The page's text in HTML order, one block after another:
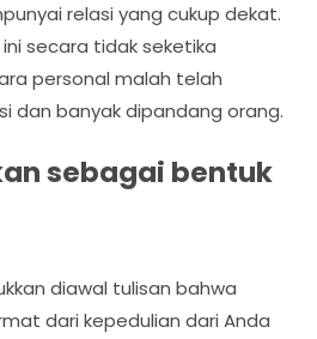
relasi yang cukup dekat.
secara tidak seketika
personal malah telah
dan banyak dipandang orang.
sebagai bentuk
diawal tulisan bahwa
dari kepedulian dari Anda